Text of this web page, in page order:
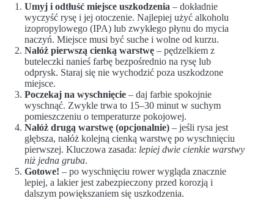
Umyj i odtłuść miejsce uszkodzenia – dokładnie
wyczyść rysę i jej otoczenie. Najlepiej użyć alkoholu
izopropylowego (IPA) lub zwykłego płynu do mycia
naczyń. Miejsce musi być suche i wolne od kurzu.
Nałóż pierwszą cienką warstwę – pędzelkiem z
buteleczki nanieś farbę bezpośrednio na rysę lub
odprysk. Staraj się nie wychodzić poza uszkodzone
miejsce.
Poczekaj na wyschnięcie – daj farbie spokojnie
wyschnąć. Zwykle trwa to 15–30 minut w suchym
pomieszczeniu o temperaturze pokojowej.
Nałóż drugą warstwę (opcjonalnie) – jeśli rysa jest
głębsza, nałóż kolejną cienką warstwę po wyschnięciu
pierwszej. Kluczowa zasada: lepiej dwie cienkie warstwy
niż jedna gruba.
Gotowe! – po wyschnięciu rower wygląda znacznie
lepiej, a lakier jest zabezpieczony przed korozją i
dalszym powiększaniem się uszkodzenia.